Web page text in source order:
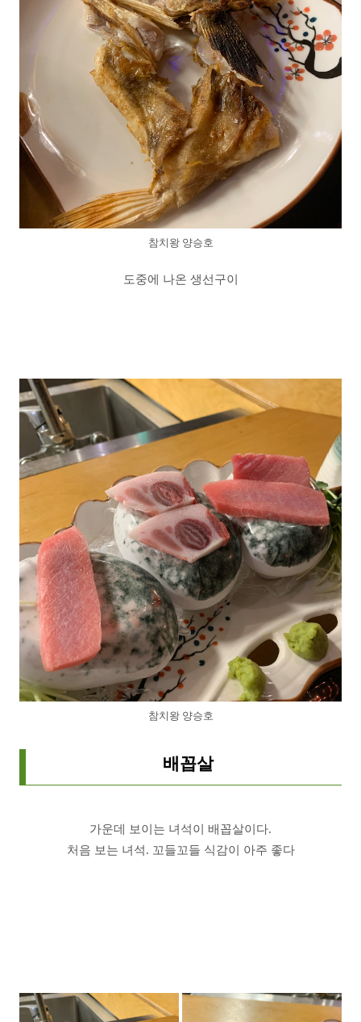
참치왕 양승호
도중에 나온 생선구이
참치왕 양승호
배꼽살
가운데 보이는 녀석이 배꼽살이다.
처음 보는 녀석. 꼬들꼬들 식감이 아주 좋다